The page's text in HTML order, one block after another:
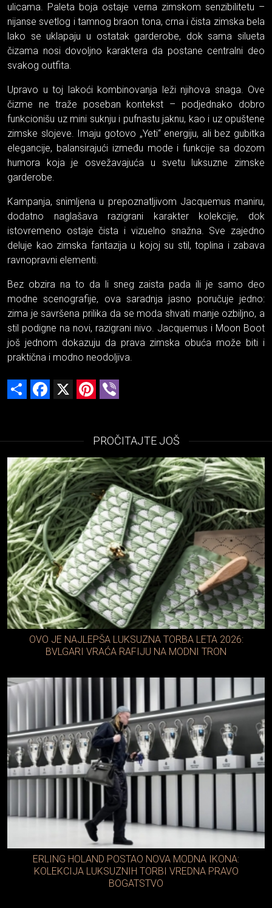
ulicama. Paleta boja ostaje verna zimskom senzibilitetu –
nijanse svetlog i tamnog braon tona, crna i čista zimska bela
lako se uklapaju u ostatak garderobe, dok sama silueta
čizama nosi dovoljno karaktera da postane centralni deo
svakog outfita.
Upravo u toj lakoći kombinovanja leži njihova snaga. Ove
čizme ne traže poseban kontekst – podjednako dobro
funkcionišu uz mini suknju i pufnastu jaknu, kao i uz opuštene
zimske slojeve. Imaju gotovo „Yeti“ energiju, ali bez gubitka
elegancije, balansirajući između mode i funkcije sa dozom
humora koja je osvežavajuća u svetu luksuzne zimske
garderobe.
Kampanja, snimljena u prepoznatljivom Jacquemus maniru,
dodatno naglašava razigrani karakter kolekcije, dok
istovremeno ostaje čista i vizuelno snažna. Sve zajedno
deluje kao zimska fantazija u kojoj su stil, toplina i zabava
ravnopravni elementi.
Bez obzira na to da li sneg zaista pada ili je samo deo
modne scenografije, ova saradnja jasno poručuje jedno:
zima je savršena prilika da se moda shvati manje ozbiljno, a
stil podigne na novi, razigrani nivo. Jacquemus i Moon Boot
još jednom dokazuju da prava zimska obuća može biti i
praktična i modno neodoljiva.
Share Facebook Pinterest
PROČITAJTE JOŠ
OVO JE NAJLEPŠA LUKSUZNA TORBA LETA 2026:
BVLGARI VRAĆA RAFIJU NA MODNI TRON
ERLING HOLAND POSTAO NOVA MODNA IKONA:
KOLEKCIJA LUKSUZNIH TORBI VREDNA PRAVO
BOGATSTVO